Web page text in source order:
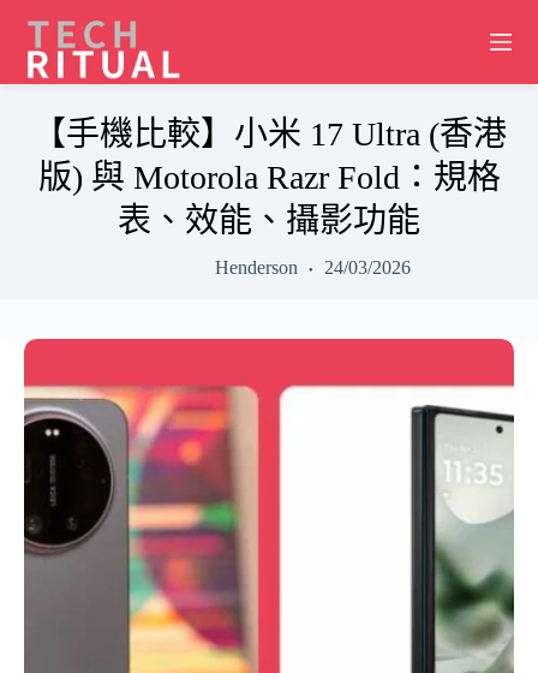
content
【手機比較】小米 17 Ultra (香港
版) 與 Motorola Razr Fold：規格
表、效能、攝影功能
Henderson 24/03/2026